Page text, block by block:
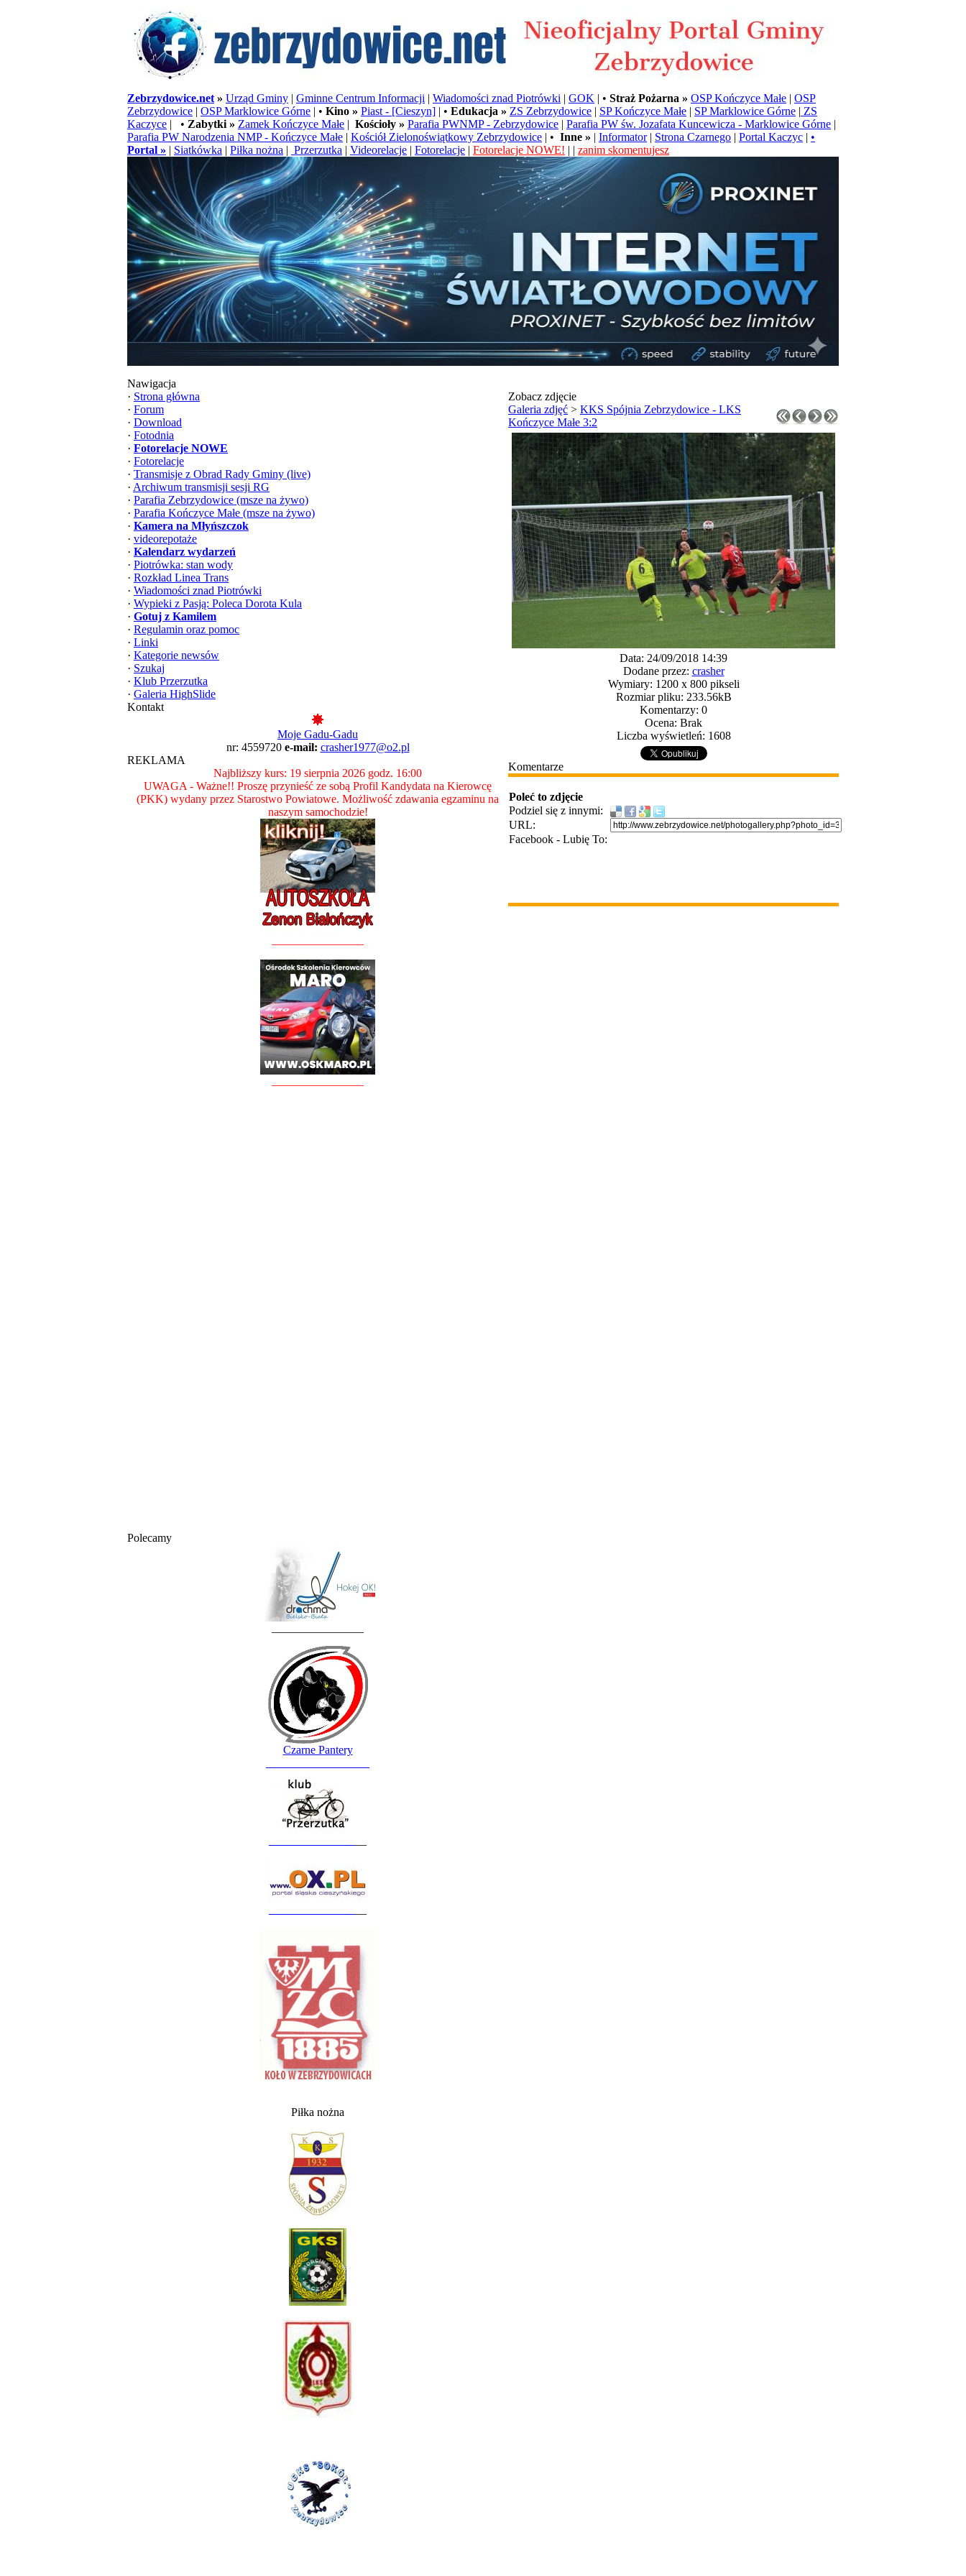
Zebrzydowice.net » Urząd Gminy | Gminne Centrum Informacji | Wiadomości znad Piotrówki | GOK | • Straż Pożarna » OSP Kończyce Małe | OSP
Zebrzydowice | OSP Marklowice Górne | • Kino » Piast - [Cieszyn] | • Edukacja » ZS Zebrzydowice | SP Kończyce Małe | SP Marklowice Górne | ZS
Kaczyce | • Zabytki » Zamek Kończyce Małe | Kościoły » Parafia PWNMP - Zebrzydowice | Parafia PW św. Jozafata Kuncewicza - Marklowice Górne |
Parafia PW Narodzenia NMP - Kończyce Małe | Kościół Zielonoświątkowy Zebrzydowice | • Inne » | Informator| Strona Czarnego | Portal Kaczyc | •
Portal » | Siatkówka | Piłka nożna | Przerzutka | Videorelacje | Fotorelacje | Fotorelacje NOWE! | | zanim skomentujesz
Nawigacja
· Strona główna
· Forum
· Download
· Fotodnia
· Fotorelacje NOWE
· Fotorelacje
· Transmisje z Obrad Rady Gminy (live)
· Archiwum transmisji sesji RG
· Parafia Zebrzydowice (msze na żywo)
· Parafia Kończyce Małe (msze na żywo)
· Kamera na Młyńszczok
· videorepotaże
· Kalendarz wydarzeń
· Piotrówka: stan wody
· Rozkład Linea Trans
· Wiadomości znad Piotrówki
· Wypieki z Pasją: Poleca Dorota Kula
· Gotuj z Kamilem
· Regulamin oraz pomoc
· Linki
· Kategorie newsów
· Szukaj
· Klub Przerzutka
· Galeria HighSlide
Kontakt
Moje Gadu-Gadu
nr: 4559720 e-mail: crasher1977@o2.pl
REKLAMA
Najbliższy kurs: 19 sierpnia 2026 godz. 16:00
UWAGA - Ważne!! Proszę przynieść ze sobą Profil Kandydata na Kierowcę
(PKK) wydany przez Starostwo Powiatowe. Możliwość zdawania egzaminu na
naszym samochodzie!
Polecamy
Czarne Pantery
Piłka nożna
Zobacz zdjęcie
Galeria zdjęć > KKS Spójnia Zebrzydowice - LKS
Kończyce Małe 3:2
Data: 24/09/2018 14:39
Dodane przez: crasher
Wymiary: 1200 x 800 pikseli
Rozmiar pliku: 233.56kB
Komentarzy: 0
Ocena: Brak
Liczba wyświetleń: 1608
Komentarze
Poleć to zdjęcie
Podziel się z innymi:
URL:
Facebook - Lubię To: